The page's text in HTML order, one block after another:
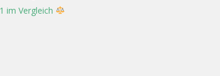
im Vergleich